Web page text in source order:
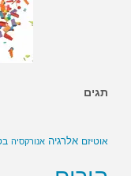
תגים
אוטיזם אלרגיה אנורקסיה